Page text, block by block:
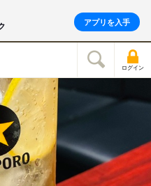
アプリを入手
ログイン